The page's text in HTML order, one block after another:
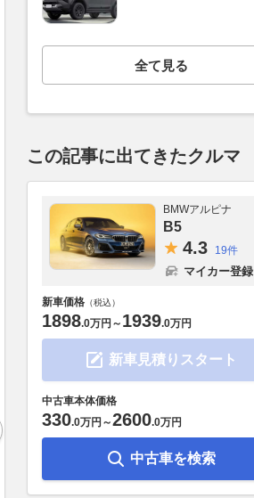
全て見る
この記事に出てきたクルマ
BMWアルピナ
B5
4.3 19件
マイカー登録
新車価格 （税込）
1898.0万円 ～ 1939.0万円
新車見積りスタート
中古車本体価格
330.0万円 ～2600.0万円
中古車を検索